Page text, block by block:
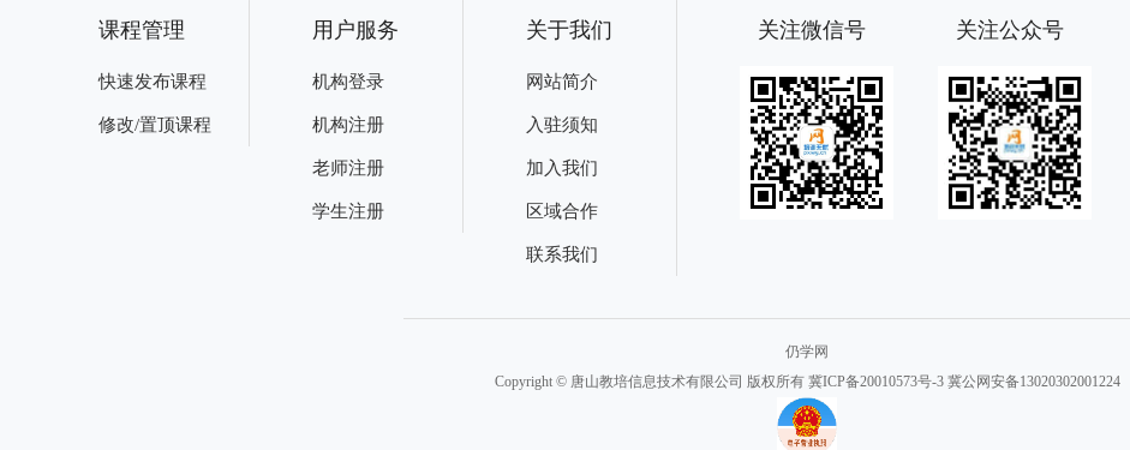
课程管理
快速发布课程
修改/置顶课程
用户服务
机构登录
机构注册
老师注册
学生注册
关于我们
网站简介
入驻须知
加入我们
区域合作
联系我们
关注微信号 关注公众号
仍学网
Copyright © 唐山教培信息技术有限公司 版权所有 冀ICP备20010573号-3 冀公网安备13020302001224